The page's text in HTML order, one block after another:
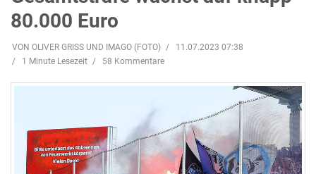
80.000 Euro
VON OLIVER GRISS UND IMAGO (FOTO)
11.07.2023 07:38
1 Minute Lesezeit
58 Kommentare